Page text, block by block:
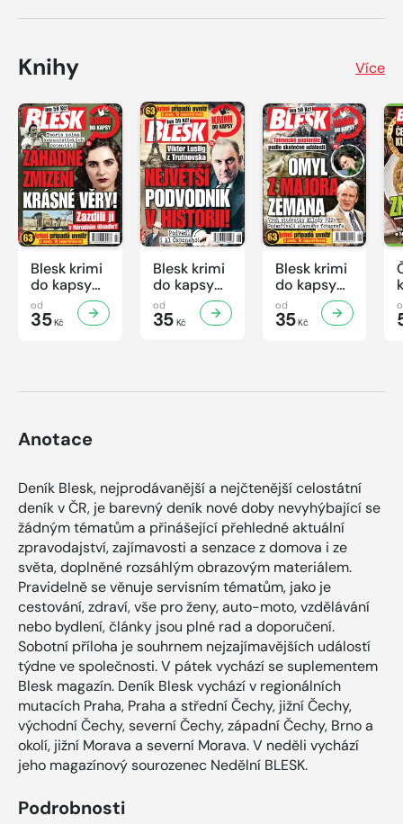
Knihy Více
Blesk krimi
do kapsy
č.7/2026
od
35Kč
Blesk krimi
do kapsy
č.6/2026
od
35Kč
Blesk krimi
do kapsy
č.5/2026
od
35Kč
Anotace
Deník Blesk, nejprodávanější a nejčtenější celostátní
deník v ČR, je barevný deník nové doby nevyhýbající se
žádným tématům a přinášející přehledné aktuální
zpravodajství, zajímavosti a senzace z domova i ze
světa, doplněné rozsáhlým obrazovým materiálem.
Pravidelně se věnuje servisním tématům, jako je
cestování, zdraví, vše pro ženy, auto-moto, vzdělávání
nebo bydlení, články jsou plné rad a doporučení.
Sobotní příloha je souhrnem nejzajímavějších událostí
týdne ve společnosti. V pátek vychází se suplementem
Blesk magazín. Deník Blesk vychází v regionálních
mutacích Praha, Praha a střední Čechy, jižní Čechy,
východní Čechy, severní Čechy, západní Čechy, Brno a
okolí, jižní Morava a severní Morava. V neděli vychází
jeho magazínový sourozenec Nedělní BLESK.
Podrobnosti